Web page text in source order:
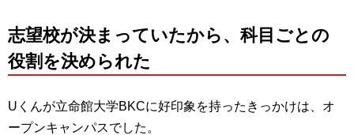
志望校が決まっていたから、科目ごとの
役割を決められた
Uくんが立命館大学BKCに好印象を持ったきっかけは、オ
ープンキャンパスでした。